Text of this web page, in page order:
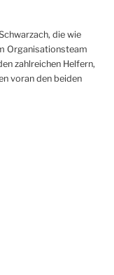
die wie
Organisationsteam
zahlreichen Helfern,
voran den beiden